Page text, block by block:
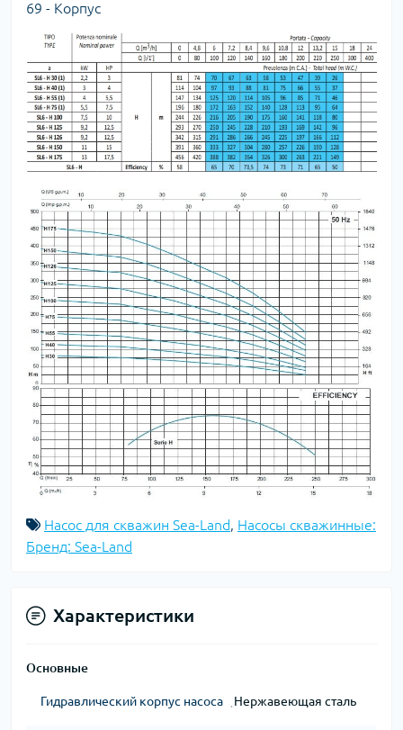
69 - Корпуc
Насос для скважин Sea-Land, Насосы скважинные:
Бренд: Sea-Land
Характеристики
Основные
Гидравлический корпус насоса Нержавеющая сталь